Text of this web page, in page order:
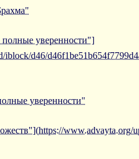
уверенности"]
iblock/d46/
уверенности"
www.advayta.org/